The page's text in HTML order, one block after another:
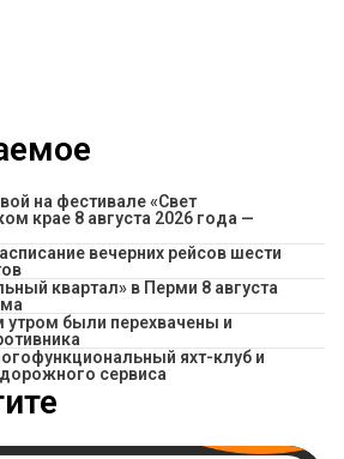
на фестивале «Свет
крае 8 августа 2026 года —
вечерних рейсов шести
квартал» в Перми 8 августа
были перехвачены и
яхт-клуб и
сервиса